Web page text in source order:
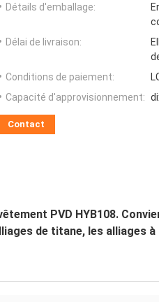
Détails d'emballage:
Délai de livraison:
Conditions de paiement:
Capacité d'approvisionnement:
Contact
PVD HYB108.
de titane, les alliages